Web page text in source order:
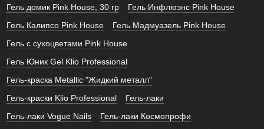
Гель домик Pink House, 30 гр
Гель Инфлюэнс Pink House
Гель Калипсо Pink House
Гель Мадмуазель Pink House
Гель с сухоцветами Pink House
Гель Юник Gel Klio Professional
Гель-краска Metallic "Жидкий металл"
Гель-краски Klio Professional
Гель-лаки
Гель-лаки Vogue Nails
Гель-лаки Космопрофи